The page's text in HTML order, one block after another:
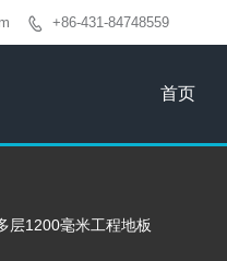
 +86-431-84748559
首页
层1200毫米工程地板